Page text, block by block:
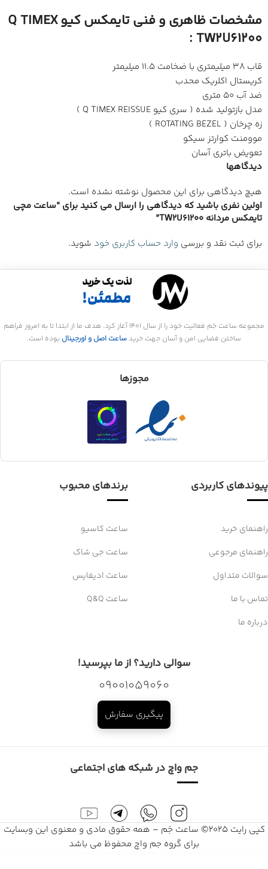
مشخصات ظاهری و فنی تایمکس کیو Q TIMEX
TW2U61200 :
قاب 38 میلیمتری با ضخامت 11.5 میلیمتر
کریستال اکلریک محدب
ضد آب 50 متری
مدل بازتولید شده ( سری کیو Q TIMEX REISSUE )
زه چرخان ( ROTATING BEZEL )
موومنت کوارتز سیکو
تعویض باتری آسان
دیدگاهها
هیچ دیدگاهی برای این محصول نوشته نشده است.
اولین نفری باشید که دیدگاهی را ارسال می کنید برای “ساعت مچی
تایمکس مردانه TW2U61200”
برای ثبت نقد و بررسی وارد حساب کاربری خود شوید.
مجموعه ساعت جَم فعالیت خود را از سال 1401 آغاز کرد. هدف ما از ابتدا تا به امروز فراهم
ساختن فضایی امن و آسان جهت خرید ساعت اصل و اورجینال بوده است.
مجوزها
پیوندهای کاربردی
راهنمای خرید
راهنمای مرجوعی
سوالات متداول
تماس با ما
درباره ما
برندهای محبوب
ساعت کاسیو
ساعت جی شاک
ساعت ادیفایس
ساعت Q&Q
سوالی دارید؟ از ما بپرسید!
09001059060
پیگیری سفارش
جم واچ در شبکه های اجتماعی
کپی رایت 2025© ساعت جَم – همه حقوق مادی و معنوی این وبسایت
برای گروه جم واچ محفوظ می باشد